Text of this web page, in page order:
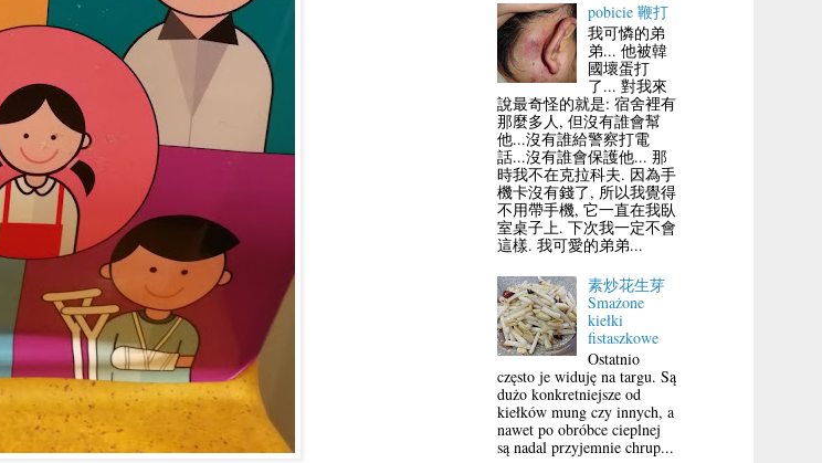
pobicie 鞭打
我可憐的弟
弟... 他被韓
國壞蛋打
了... 對我來
說最奇怪的就是: 宿舍裡有
那麼多人, 但沒有誰會幫
他...沒有誰給警察打電
話...沒有誰會保護他... 那
時我不在克拉科夫. 因為手
機卡沒有錢了, 所以我覺得
不用帶手機, 它一直在我臥
室桌子上. 下次我一定不會
這樣. 我可愛的弟弟...
素炒花生芽
Smażone
kiełki
fistaszkowe
Ostatnio
często je widuję na targu. Są
dużo konkretniejsze od
kiełków mung czy innych, a
nawet po obróbce cieplnej
są nadal przyjemnie chrup...